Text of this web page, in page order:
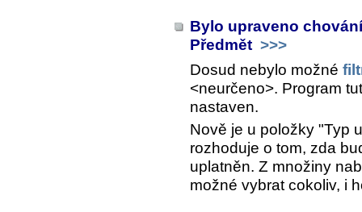
Bylo upraveno
Předmět >>>
Dosud nebylo možné
<neurčeno>. Program
nastaven.
Nově je u položky "Typ
rozhoduje o tom, zda
uplatněn. Z množiny
možné vybrat cokoliv, i